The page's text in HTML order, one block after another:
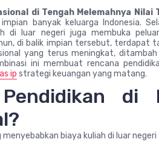
di Tengah Melemahnya Nilai
banyak keluarga Indonesia.
di luar negeri juga membuka
di balik impian tersebut, terdapat
yang terus meningkat,
ini membuat rencana
ip strategi keuangan yang matang.
di
biaya kuliah di luar